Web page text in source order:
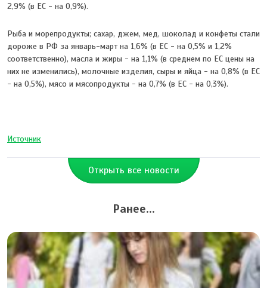
2,9% (в ЕС - на 0,9%).
Рыба и морепродукты; сахар, джем, мед, шоколад и конфеты стали
дороже в РФ за январь-март на 1,6% (в ЕС - на 0,5% и 1,2%
соответственно), масла и жиры - на 1,1% (в среднем по ЕС цены на
них не изменились), молочные изделия, сыры и яйца - на 0,8% (в ЕС
- на 0,5%), мясо и мясопродукты - на 0,7% (в ЕС - на 0,3%).
Источник
Открыть все новости
Ранее...